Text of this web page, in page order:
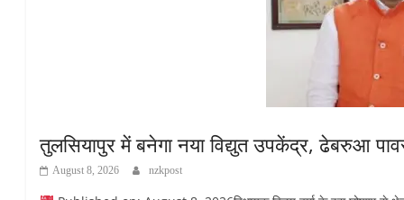
तुलसियापुर में बनेगा नया विद्युत उपकेंद्र, ढेबरुआ
August 8, 2026 nzkpost